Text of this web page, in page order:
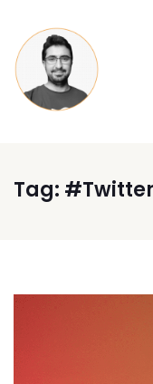
Tag: #Twitter